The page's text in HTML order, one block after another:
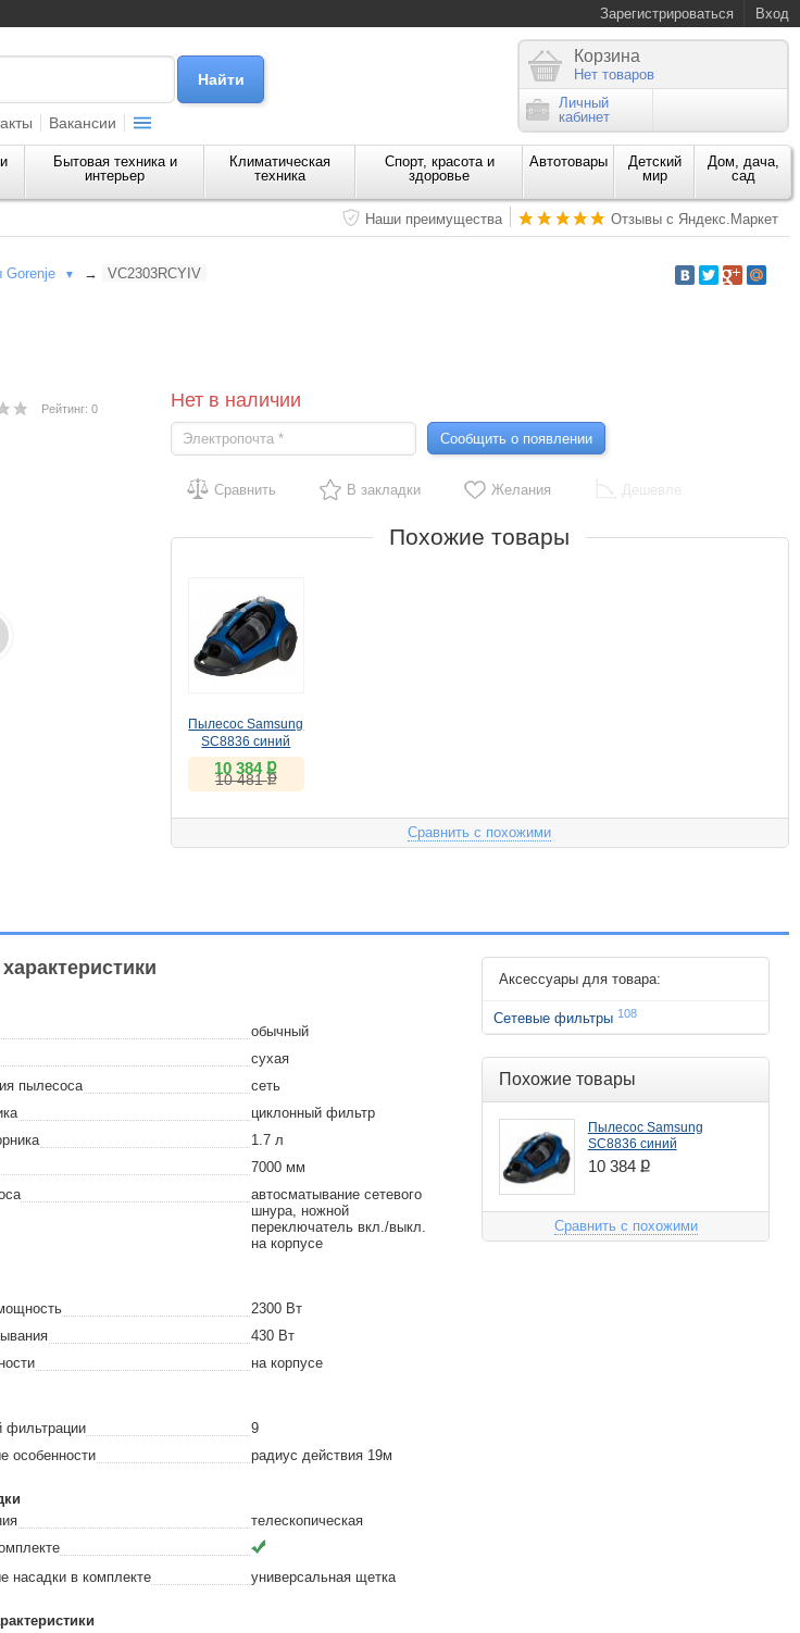
Зарегистрироваться Вход
Вакансии
Корзина
Нет товаров
Личный
кабинет
Бытовая техника и
интерьер
Климатическая
техника
Спорт, красота и
здоровье
Автотовары
Детский
мир
Дом, дача,
сад
Наши преимущества Отзывы с Яндекс.Маркет
Gorenje ▼ → VC2303RCYIV
Рейтинг: 0 Нет в наличии
Сообщить о появлении
Сравнить В закладки Желания Дешевле
Похожие товары
Пылесос Samsung
SC8836 синий
10 384ք
10 481ք
Сравнить с похожими
обычный
сухая
пылесоса
сеть
циклонный фильтр
1.7 л
7000 мм
автосматывание сетевого
шнура, ножной
переключатель вкл./выкл.
на корпусе
2300 Вт
430 Вт
на корпусе
фильтрации
9
особенности
радиус действия 19м
телескопическая
насадки в комплекте
универсальная щетка
Аксессуары для товара:
Сетевые фильтры 108
Похожие товары
Пылесос Samsung
SC8836 синий
10 384 ք
Сравнить с похожими